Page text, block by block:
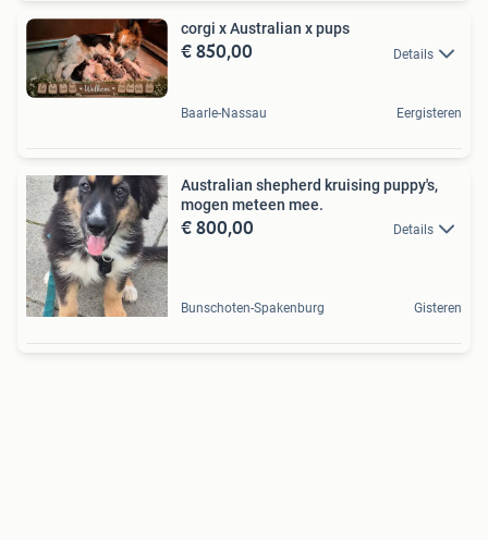
corgi x Australian x pups
€ 850,00 Details
Baarle-Nassau Eergisteren
Australian shepherd kruising puppy's,
mogen meteen mee.
€ 800,00 Details
Bunschoten-Spakenburg Gisteren